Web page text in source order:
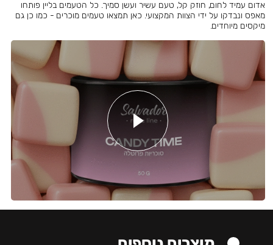
אדום עמיד לחום, חוזק קל, טעם עשיר ועשן סמיך. כל הטעמים בליין פותחו
מאפס ונבדקו על ידי הצוות המקצועי. כאן תמצאו טעמים מוכרים - כמו כן גם
מיקסים מיוחדים.